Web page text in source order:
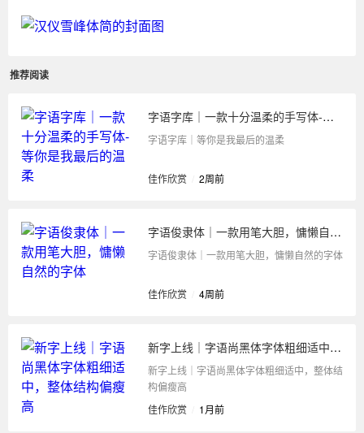
推荐阅读
字语字库｜一款十分温柔的手写体-等你是我最后的温柔
字语字库｜等你是我最后的温柔
佳作欣赏 2周前
字语俊隶体｜一款用笔大胆，慵懒自然的字体
字语俊隶体｜一款用笔大胆，慵懒自然的字体
佳作欣赏 4周前
新字上线｜字语尚黑体字体粗细适中，整体结构偏瘦高
新字上线｜字语尚黑体字体粗细适中，整体结
构偏瘦高
佳作欣赏
1月前